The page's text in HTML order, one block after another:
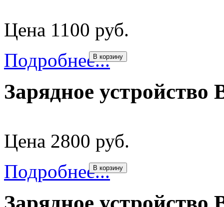
Цена 1100 руб.
Подробнее...
В корзину
Зарядное устройство
Цена 2800 руб.
Подробнее...
В корзину